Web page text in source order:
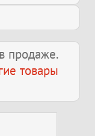
продаже.
товары